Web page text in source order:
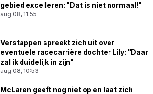
gebied excelleren: "Dat is niet normaal!"
aug 08, 11:55
Verstappen spreekt zich uit over
eventuele racecarrière dochter Lily: "Daar
zal ik duidelijk in zijn"
aug 08, 10:53
McLaren geeft nog niet op en laat zich